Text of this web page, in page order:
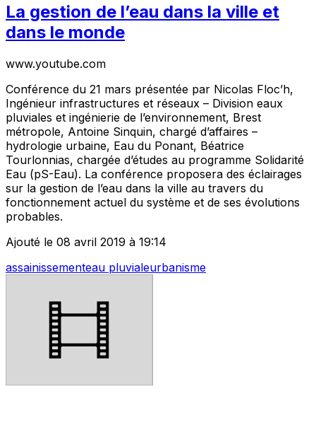
La gestion de l’eau dans la ville et
dans le monde
www.youtube.com
Conférence du 21 mars présentée par Nicolas Floc’h,
Ingénieur infrastructures et réseaux – Division eaux
pluviales et ingénierie de l’environnement, Brest
métropole, Antoine Sinquin, chargé d’affaires –
hydrologie urbaine, Eau du Ponant, Béatrice
Tourlonnias, chargée d’études au programme Solidarité
Eau (pS-Eau). La conférence proposera des éclairages
sur la gestion de l’eau dans la ville au travers du
fonctionnement actuel du système et de ses évolutions
probables.
Ajouté le 08 avril 2019 à 19:14
assainissementeau pluvialeurbanisme